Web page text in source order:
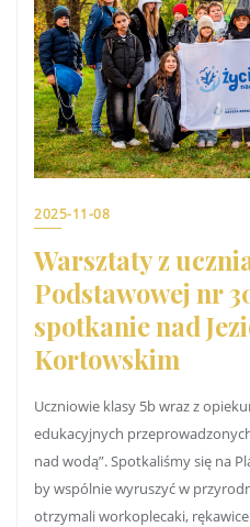
2025-11-08
Warsztaty z
Podstawowej nr
spotkanie nad
Kortowskim
Uczniowie klasy 5b wraz z
edukacyjnych
nad wodą”. Spotkaliśmy się na
by wspólnie wyruszyć w
otrzymali workoplecaki,